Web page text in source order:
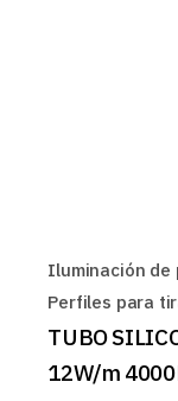
Iluminación de
Perfiles para
TUBO
12W/m